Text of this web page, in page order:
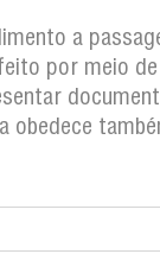
a
por meio
obedece